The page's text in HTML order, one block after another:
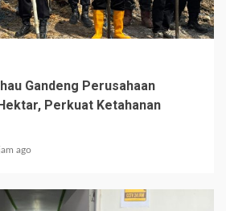
Gandeng Perusahaan
Perkuat Ketahanan
ago